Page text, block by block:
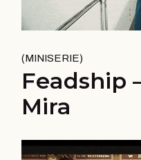
MINISERIE
Feadship
Mira